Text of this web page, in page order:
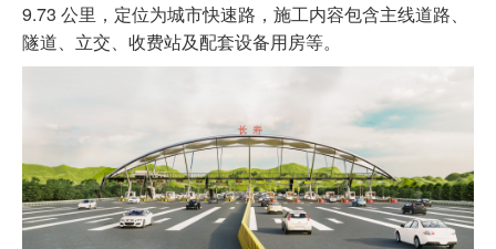
分布式能源
9.73 公里，定位为城市快速路，施工内容包含主线道路、
隧道、立交、收费站及配套设备用房等。